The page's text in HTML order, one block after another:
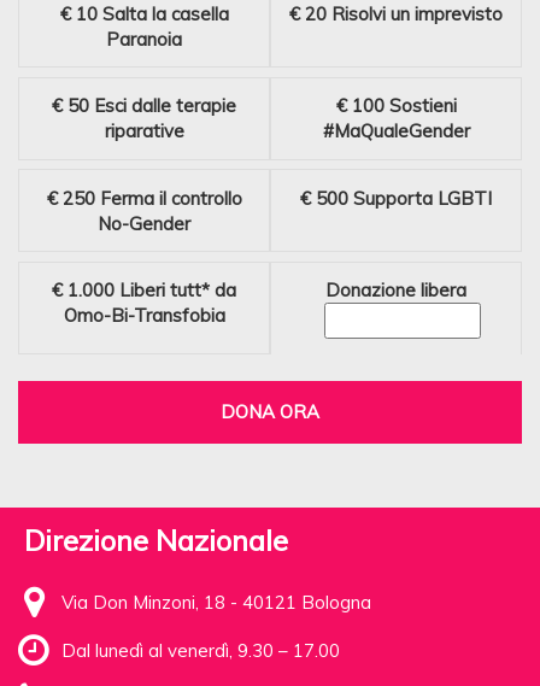
€ 10 Salta la casella
Paranoia
€ 20 Risolvi un imprevisto
€ 50 Esci dalle terapie
riparative
€ 100 Sostieni
#MaQualeGender
€ 250 Ferma il controllo
No-Gender
€ 500 Supporta LGBTI
€ 1.000 Liberi tutt* da
Omo-Bi-Transfobia
Donazione libera
DONA ORA
Direzione Nazionale
Via Don Minzoni, 18 - 40121 Bologna
Dal lunedì al venerdì, 9.30 – 17.00